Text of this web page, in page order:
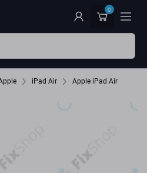
0
iPad Air Apple iPad Air